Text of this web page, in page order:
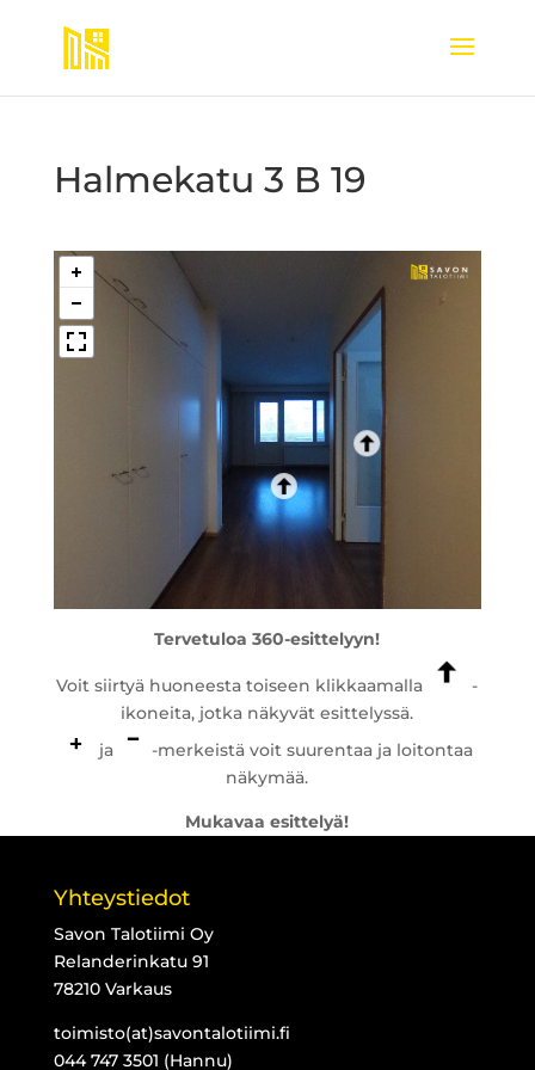
Halmekatu 3 B 19
Tervetuloa 360-esittelyyn!
Voit siirtyä huoneesta toiseen klikkaamalla
-
ikoneita, jotka näkyvät esittelyssä.
ja
-merkeistä voit suurentaa ja loitontaa
näkymää.
Mukavaa esittelyä!
Yhteystiedot
Savon Talotiimi Oy
Relanderinkatu 91
78210 Varkaus
toimisto(at)savontalotiimi.fi
044 747 3501 (Hannu)